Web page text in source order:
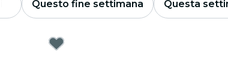
Questo fine settimana Questa